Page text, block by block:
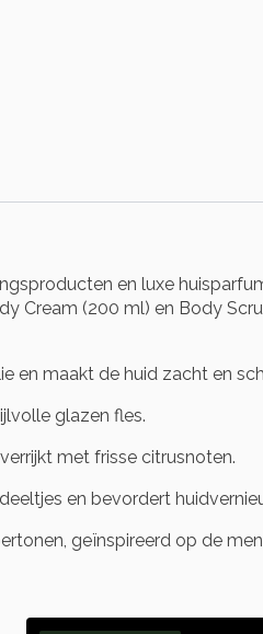
en luxe
Cream (200 ml) en Body
en maakt de huid zacht en
glazen fles.
met frisse citrusnoten.
en bevordert
geïnspireerd op de